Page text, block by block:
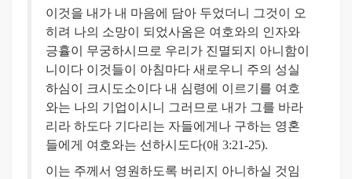
이것을 내가 내 마음에 담아 두었더니 그것이 오
히려 나의 소망이 되었사옴은 여호와의 인자와
긍휼이 무궁하시므로 우리가 진멸되지 아니함이
니이다 이것들이 아침마다 새로우니 주의 성실
하심이 크시도소이다 내 심령에 이르기를 여호
와는 나의 기업이시니 그러므로 내가 그를 바라
리라 하도다 기다리는 자들에게나 구하는 영혼
들에게 여호와는 선하시도다(애 3:21-25).
이는 주께서 영원하도록 버리지 아니하실 것임